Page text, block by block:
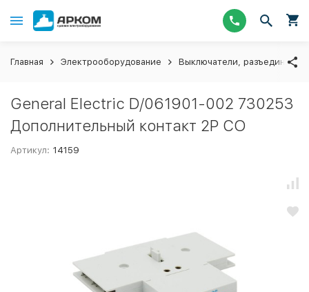
Главная Электрооборудование Выключатели,
General Electric D/061901-002 730253
Дополнительный контакт 2P CO
Артикул: 14159